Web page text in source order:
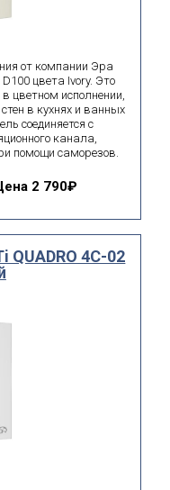
от компании Эра
цвета Ivory. Это
цветном исполнении,
в кухнях и ванных
соединяется с
канала,
помощи саморезов.
2 790₽
4C-02